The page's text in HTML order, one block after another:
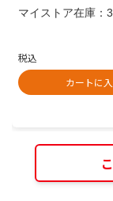
マイストア在庫：
税込
カートに